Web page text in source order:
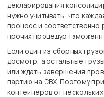
декларирования
нужно учитывать, что
процесс и
прочих процедур
Если один из сборных
досмотр, а остальные
или ждать завершения
партию на СВХ. Поэтому
контейнеров от